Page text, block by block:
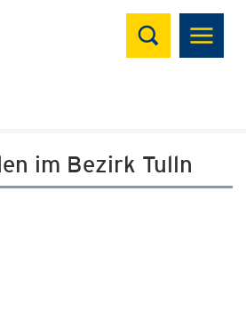
Suchen
im Bezirk Tulln